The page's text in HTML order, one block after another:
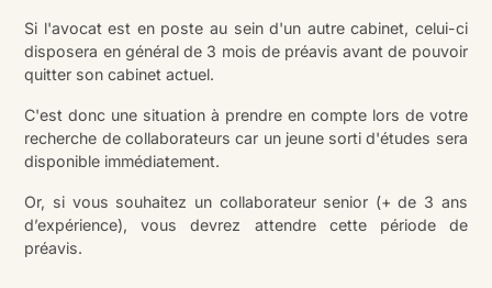
Si l'avocat est en poste au sein d'un autre cabinet, celui-ci
disposera en général de 3 mois de préavis avant de pouvoir
quitter son cabinet actuel.
C'est donc une situation à prendre en compte lors de votre
recherche de collaborateurs car un jeune sorti d'études sera
disponible immédiatement.
Or, si vous souhaitez un collaborateur senior (+ de 3 ans
d’expérience), vous devrez attendre cette période de
préavis.